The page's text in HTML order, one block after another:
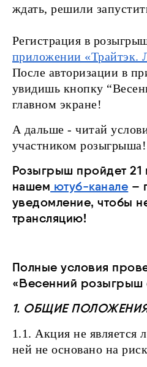
ждать, решили
Регистрация в
приложении «Трайтэк.
После авторизации в
увидишь кнопку
главном экране!
А дальше - читай
участником розыгрыша!
Розыгрыш пройдет 21
нашем ютуб-канале –
уведомление, чтобы
трансляцию!
Полные условия
«Весенний розыгрыш
1. ОБЩИЕ
1.1. Акция не является
ней не основано на